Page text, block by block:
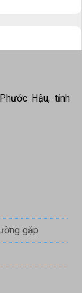
Hậu, tỉnh
gặp